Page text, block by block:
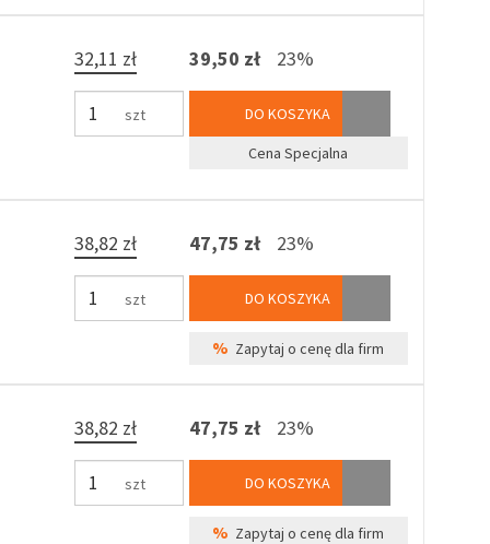
32,11 zł
szt
39,50 zł 23%
DO KOSZYKA
Cena Specjalna
38,82 zł
szt
47,75 zł 23%
DO KOSZYKA
% Zapytaj o cenę dla firm
38,82 zł
szt
47,75 zł 23%
DO KOSZYKA
% Zapytaj o cenę dla firm